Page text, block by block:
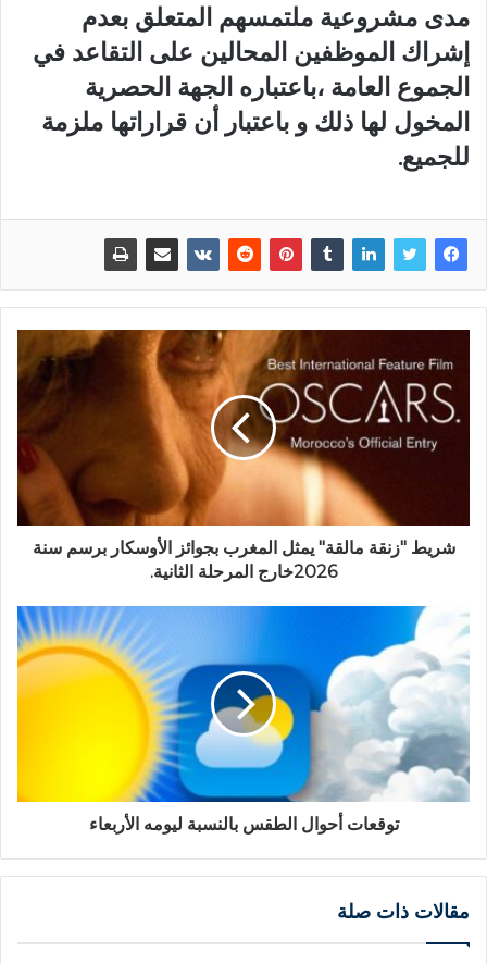
مدى مشروعية ملتمسهم المتعلق بعدم
إشراك الموظفين المحالين على التقاعد في
الجموع العامة ،باعتباره الجهة الحصرية
المخول لها ذلك و باعتبار أن قراراتها ملزمة
للجميع.
شريط "زنقة مالقة" يمثل المغرب بجوائز الأوسكار برسم سنة
2026خارج المرحلة الثانية.
توقعات أحوال الطقس بالنسبة ليومه الأربعاء
مقالات ذات صلة